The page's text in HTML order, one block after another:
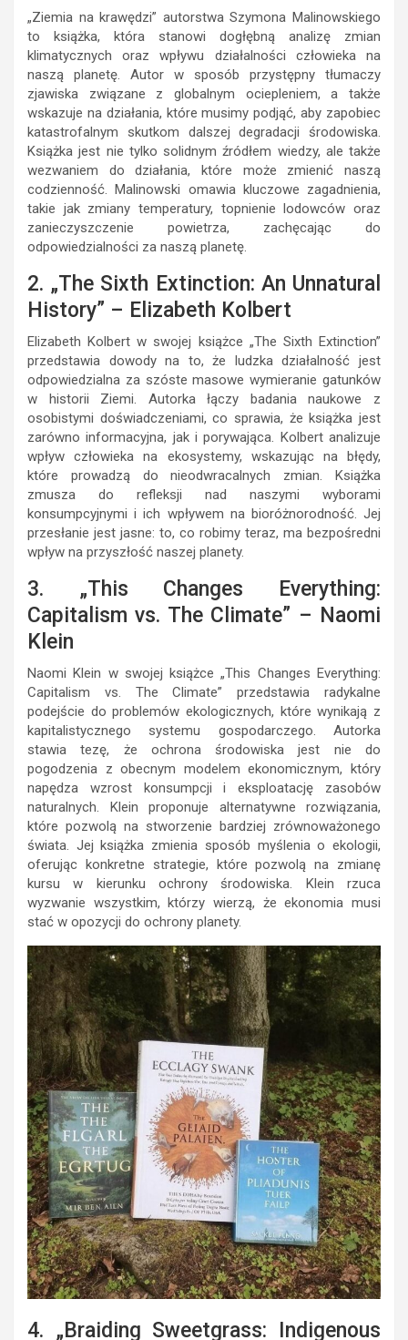
„Ziemia na krawędzi” autorstwa Szymona Malinowskiego
to książka, która stanowi dogłębną analizę zmian
klimatycznych oraz wpływu działalności człowieka na
naszą planetę. Autor w sposób przystępny tłumaczy
zjawiska związane z globalnym ociepleniem, a także
wskazuje na działania, które musimy podjąć, aby zapobiec
katastrofalnym skutkom dalszej degradacji środowiska.
Książka jest nie tylko solidnym źródłem wiedzy, ale także
wezwaniem do działania, które może zmienić naszą
codzienność. Malinowski omawia kluczowe zagadnienia,
takie jak zmiany temperatury, topnienie lodowców oraz
zanieczyszczenie powietrza, zachęcając do
odpowiedzialności za naszą planetę.
2. „The Sixth Extinction: An Unnatural
History” – Elizabeth Kolbert
Elizabeth Kolbert w swojej książce „The Sixth Extinction”
przedstawia dowody na to, że ludzka działalność jest
odpowiedzialna za szóste masowe wymieranie gatunków
w historii Ziemi. Autorka łączy badania naukowe z
osobistymi doświadczeniami, co sprawia, że książka jest
zarówno informacyjna, jak i porywająca. Kolbert analizuje
wpływ człowieka na ekosystemy, wskazując na błędy,
które prowadzą do nieodwracalnych zmian. Książka
zmusza do refleksji nad naszymi wyborami
konsumpcyjnymi i ich wpływem na bioróżnorodność. Jej
przesłanie jest jasne: to, co robimy teraz, ma bezpośredni
wpływ na przyszłość naszej planety.
3. „This Changes Everything:
Capitalism vs. The Climate” – Naomi
Klein
Naomi Klein w swojej książce „This Changes Everything:
Capitalism vs. The Climate” przedstawia radykalne
podejście do problemów ekologicznych, które wynikają z
kapitalistycznego systemu gospodarczego. Autorka
stawia tezę, że ochrona środowiska jest nie do
pogodzenia z obecnym modelem ekonomicznym, który
napędza wzrost konsumpcji i eksploatację zasobów
naturalnych. Klein proponuje alternatywne rozwiązania,
które pozwolą na stworzenie bardziej zrównoważonego
świata. Jej książka zmienia sposób myślenia o ekologii,
oferując konkretne strategie, które pozwolą na zmianę
kursu w kierunku ochrony środowiska. Klein rzuca
wyzwanie wszystkim, którzy wierzą, że ekonomia musi
stać w opozycji do ochrony planety.
4. „Braiding Sweetgrass: Indigenous